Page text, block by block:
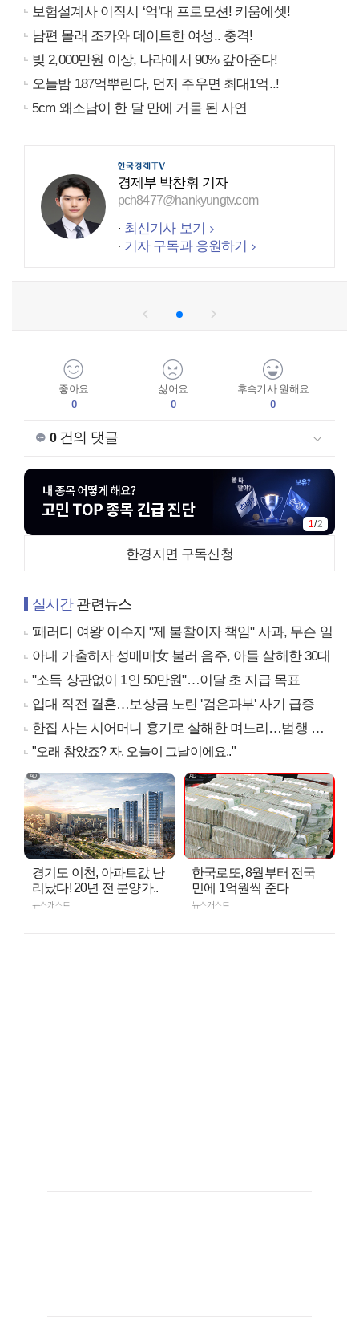
보험설계사 이직시 ‘억’대 프로모션! 키움에셋!
남편 몰래 조카와 데이트한 여성.. 충격!
빚 2,000만원 이상, 나라에서 90% 갚아준다!
오늘밤 187억뿌린다, 먼저 주우면 최대1억..!
5cm 왜소남이 한 달 만에 거물 된 사연
경제부 박찬휘 기자
pch8477@hankyungtv.com
최신기사 보기
기자 구독과 응원하기
좋아요
0
싫어요
0
후속기사 원해요
0
0건의 댓글
1/2
한경지면 구독신청
실시간관련뉴스
'패러디 여왕' 이수지 "제 불찰이자 책임" 사과, 무슨 일
아내 가출하자 성매매女 불러 음주, 아들 살해한 30대
"소득 상관없이 1인 50만원"…이달 초 지급 목표
입대 직전 결혼…보상금 노린 '검은과부' 사기 급증
한집 사는 시어머니 흉기로 살해한 며느리…범행 동기는
"오래 참았죠? 자, 오늘이 그날이에요.."
경기도 이천, 아파트값 난
리났다! 20년 전 분양가..
뉴스캐스트
한국로또, 8월부터 전국
민에 1억원씩 준다
뉴스캐스트